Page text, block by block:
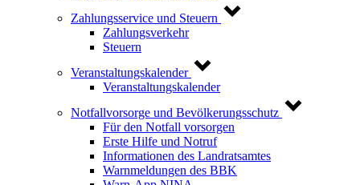
Zahlungsservice und Steuern
Zahlungsverkehr
Steuern
Veranstaltungskalender
Veranstaltungskalender
Notfallvorsorge und Bevölkerungsschutz
Für den Notfall vorsorgen
Erste Hilfe und Notruf
Informationen des Landratsamtes
Warnmeldungen des BBK